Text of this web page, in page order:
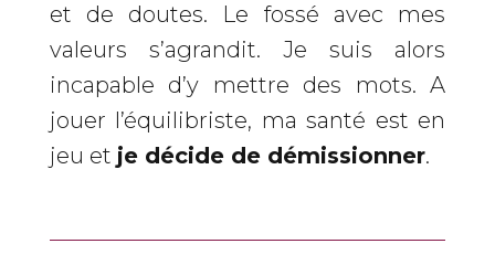
et de doutes. Le fossé avec mes
valeurs s’agrandit. Je suis alors
incapable d’y mettre des mots. A
jouer l’équilibriste, ma santé est en
jeu et je décide de démissionner.